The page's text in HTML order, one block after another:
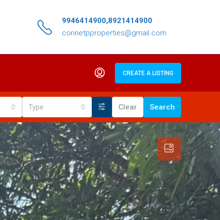
9946414900,8921414900
connetpproperties@gmail.com
CREATE A LISTING
Type Clear Search